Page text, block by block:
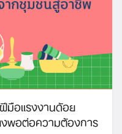
มือแรงงานด้อย
พอต่อความต้องการ